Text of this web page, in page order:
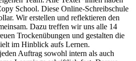
School. Diese Online-Schreibschule
Wir erstellen und reflektieren den
Dazu treffen wir uns alle 14
Trockenübungen und gestalten die
im Hinblick aufs Lernen.
Auftrag sowohl intern als auch